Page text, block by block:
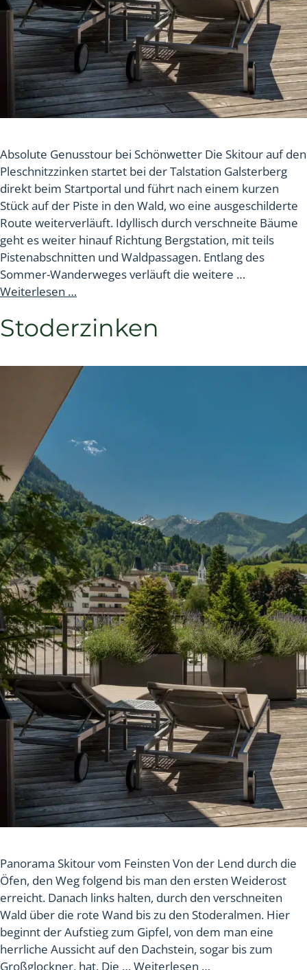
Absolute Genusstour bei Schönwetter Die Skitour auf den
Pleschnitzzinken startet bei der Talstation Galsterberg
direkt beim Startportal und führt nach einem kurzen
Stück auf der Piste in den Wald, wo eine ausgeschilderte
Route weiterverläuft. Idyllisch durch verschneite Bäume
geht es weiter hinauf Richtung Bergstation, mit teils
Pistenabschnitten und Waldpassagen. Entlang des
Sommer-Wanderweges verläuft die weitere …
Weiterlesen …
Stoderzinken
Panorama Skitour vom Feinsten Von der Lend durch die
Öfen, den Weg folgend bis man den ersten Weiderost
erreicht. Danach links halten, durch den verschneiten
Wald über die rote Wand bis zu den Stoderalmen. Hier
beginnt der Aufstieg zum Gipfel, von dem man eine
herrliche Aussicht auf den Dachstein, sogar bis zum
Großglockner, hat. Die … Weiterlesen …